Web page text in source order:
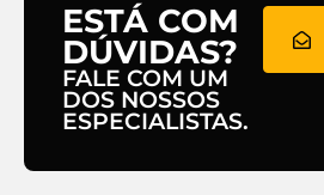
ESTÁ COM
DÚVIDAS?
FALE COM UM
DOS NOSSOS
ESPECIALISTAS.